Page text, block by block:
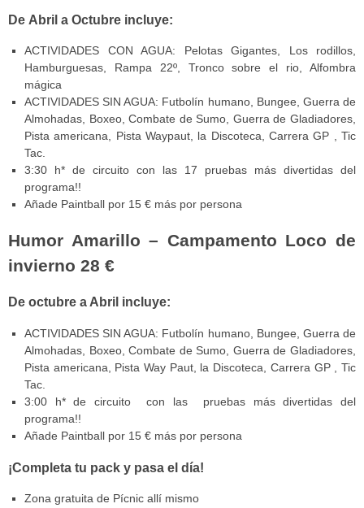
De Abril a Octubre incluye:
ACTIVIDADES CON AGUA: Pelotas Gigantes, Los rodillos,
Hamburguesas, Rampa 22º, Tronco sobre el rio, Alfombra
mágica
ACTIVIDADES SIN AGUA: Futbolín humano, Bungee, Guerra de
Almohadas, Boxeo, Combate de Sumo, Guerra de Gladiadores,
Pista americana, Pista Waypaut, la Discoteca, Carrera GP , Tic
Tac.
3:30 h* de circuito con las 17 pruebas más divertidas del
programa!!
Añade Paintball por 15 € más por persona
Humor Amarillo – Campamento Loco de
invierno 28 €
De octubre a Abril incluye:
ACTIVIDADES SIN AGUA: Futbolín humano, Bungee, Guerra de
Almohadas, Boxeo, Combate de Sumo, Guerra de Gladiadores,
Pista americana, Pista Way Paut, la Discoteca, Carrera GP , Tic
Tac.
3:00 h* de circuito con las pruebas más divertidas del
programa!!
Añade Paintball por 15 € más por persona
¡Completa tu pack y pasa el día!
Zona gratuita de Pícnic allí mismo